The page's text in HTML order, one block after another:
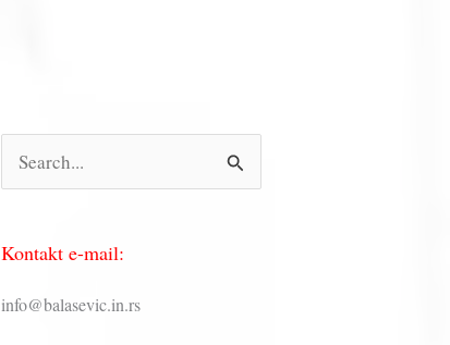
р
т
Kontakt e-mail:
info@balasevic.in.rs